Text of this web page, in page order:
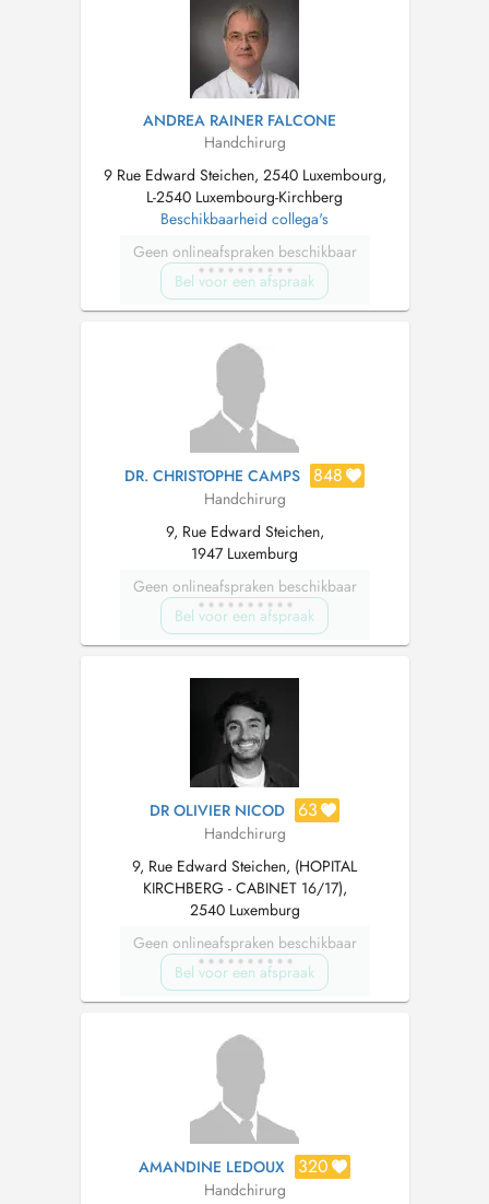
maladie de Dupuytren, etc.). _____...
ANDREA RAINER FALCONE
Handchirurg
9 Rue Edward Steichen, 2540 Luxembourg,
L-2540 Luxembourg-Kirchberg
Beschikbaarheid collega's
Geen onlineafspraken beschikbaar
Bel voor een afspraak
DR. CHRISTOPHE CAMPS 848
Handchirurg
9, Rue Edward Steichen,
1947 Luxemburg
Geen onlineafspraken beschikbaar
Bel voor een afspraak
DR OLIVIER NICOD 63
Handchirurg
9, Rue Edward Steichen, (HOPITAL
KIRCHBERG - CABINET 16/17),
2540 Luxemburg
Geen onlineafspraken beschikbaar
Bel voor een afspraak
AMANDINE LEDOUX 320
Handchirurg